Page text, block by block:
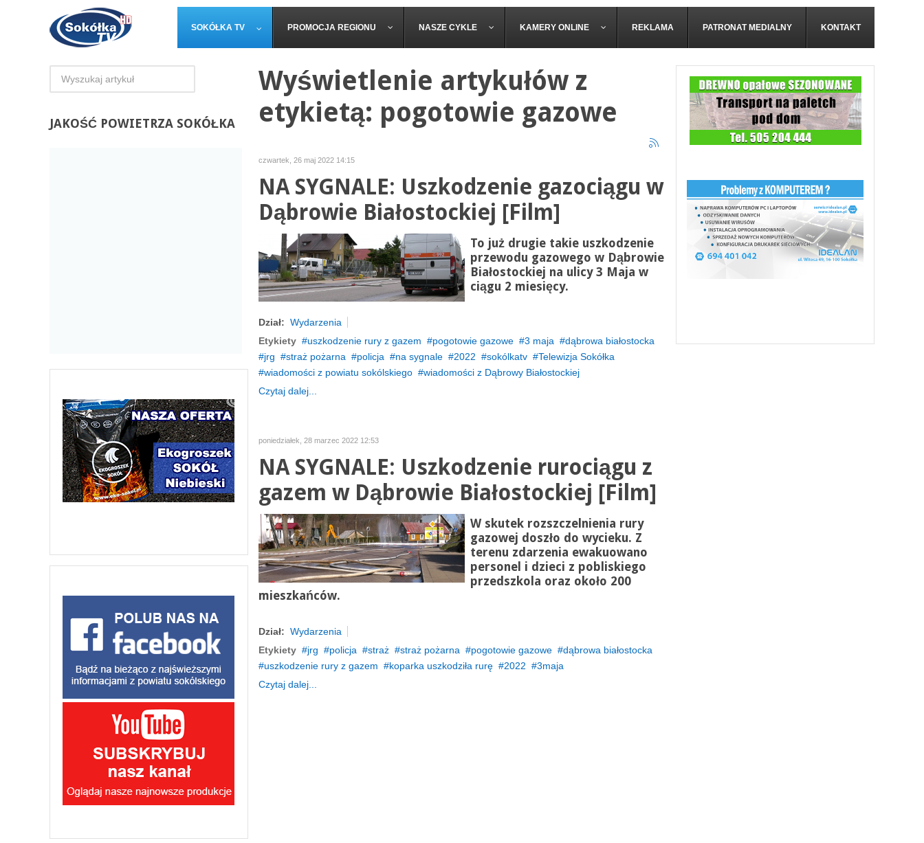
SOKÓŁKA TV PROMOCJA REGIONU NASZE CYKLE KAMERY ONLINE REKLAMA PATRONAT MEDIALNY KONTAKT
Wyświetlenie artykułów z
etykietą: pogotowie gazowe
czwartek, 26 maj 2022 14:15
NA SYGNALE: Uszkodzenie gazociągu w
Dąbrowie Białostockiej [Film]
To już drugie takie uszkodzenie
przewodu gazowego w Dąbrowie
Białostockiej na ulicy 3 Maja w
ciągu 2 miesięcy.
Dział: Wydarzenia
Etykiety
uszkodzenie rury z gazem pogotowie gazowe 3 maja
dąbrowa białostocka
jrg
straż pożarna policja na sygnale 2022 sokólkatv
Telewizja Sokółka
wiadomości z powiatu sokólskiego
wiadomości z Dąbrowy Białostockiej
Czytaj dalej...
poniedziałek, 28 marzec 2022 12:53
NA SYGNALE: Uszkodzenie rurociągu z
gazem w Dąbrowie Białostockiej [Film]
W skutek rozszczelnienia rury
gazowej doszło do wycieku. Z
terenu zdarzenia ewakuowano
personel i dzieci z pobliskiego
przedszkola oraz około 200
mieszkańców.
Dział: Wydarzenia
Etykiety
jrg policja straż straż pożarna pogotowie gazowe
dąbrowa białostocka
uszkodzenie rury z gazem
koparka uszkodziła rurę 2022
3maja
Czytaj dalej...
JAKOŚĆ POWIETRZA SOKÓŁKA